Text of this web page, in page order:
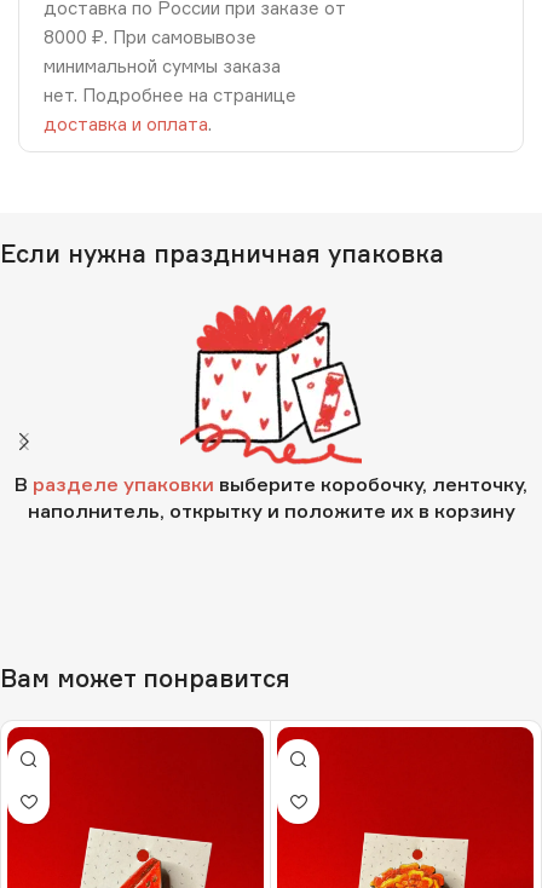
доставка по России при заказе от
8000 ₽. При самовывозе
минимальной суммы заказа
нет. Подробнее на странице
доставка и оплата.
Если нужна праздничная упаковка
В разделе упаковки выберите коробочку, ленточку,
наполнитель, открытку и положите их в корзину
Вам может понравится